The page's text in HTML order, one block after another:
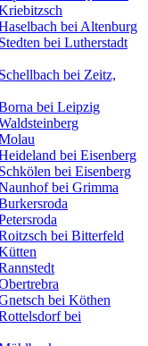
bei Altenburg
bei Lutherstadt
bei Zeitz,
bei Leipzig
bei Eisenberg
bei Eisenberg
bei Grimma
bei Bitterfeld
bei Köthen
bei